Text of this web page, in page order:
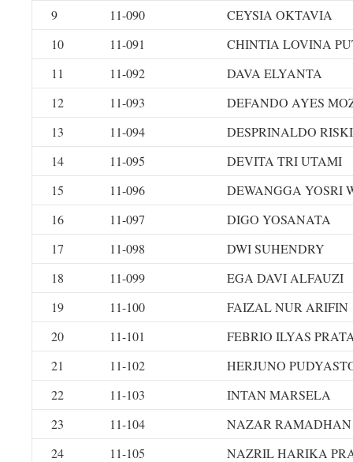
9
11-090
CEYSIA OKTAVIA
10
11-091
CHINTIA LOVINA
11
11-092
DAVA ELYANTA
12
11-093
DEFANDO AYES
13
11-094
DESPRINALDO
14
11-095
DEVITA TRI UTAMI
15
11-096
DEWANGGA YOSRI
16
11-097
DIGO YOSANATA
17
11-098
DWI SUHENDRY
18
11-099
EGA DAVI ALFAUZI
19
11-100
FAIZAL NUR ARIFIN
20
11-101
FEBRIO ILYAS
21
11-102
HERJUNO
22
11-103
INTAN MARSELA
23
11-104
NAZAR RAMADHAN
24
11-105
NAZRIL HARIKA